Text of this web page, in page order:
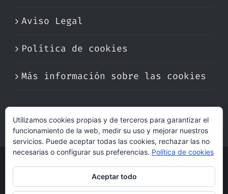
Aviso Legal
Política de cookies
Más información sobre las cookies
| Derechos Reservados | Hecho con cariño
Utilizamos cookies propias y de terceros para garantizar el
funcionamiento de la web, medir su uso y mejorar nuestros
servicios. Puede aceptar todas las cookies, rechazar las no
necesarias o configurar sus preferencias. Política de cookies
Aceptar todo